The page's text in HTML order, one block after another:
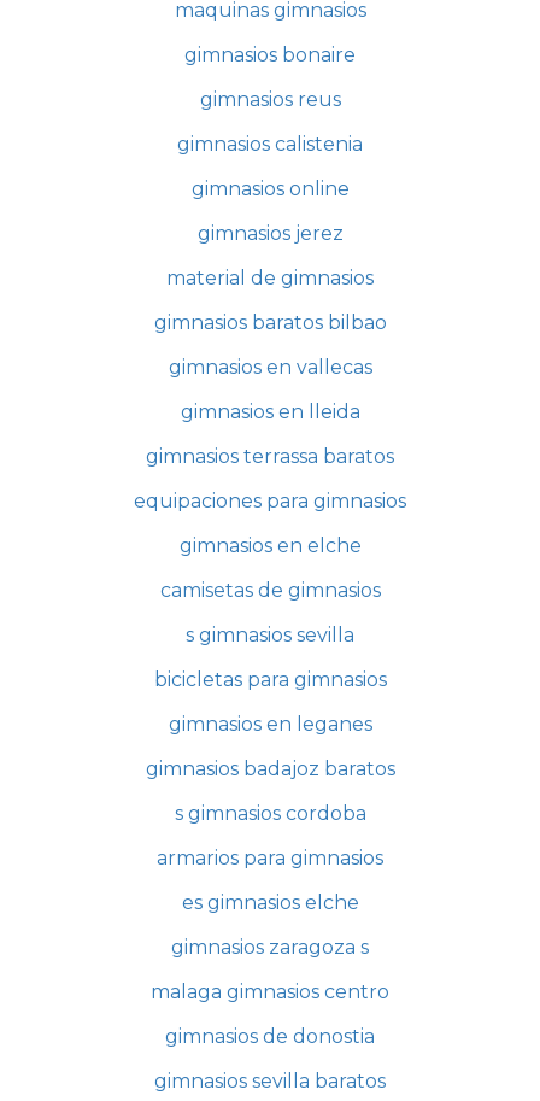
maquinas gimnasios
gimnasios bonaire
gimnasios reus
gimnasios calistenia
gimnasios online
gimnasios jerez
material de gimnasios
gimnasios baratos bilbao
gimnasios en vallecas
gimnasios en lleida
gimnasios terrassa baratos
equipaciones para gimnasios
gimnasios en elche
camisetas de gimnasios
s gimnasios sevilla
bicicletas para gimnasios
gimnasios en leganes
gimnasios badajoz baratos
s gimnasios cordoba
armarios para gimnasios
es gimnasios elche
gimnasios zaragoza s
malaga gimnasios centro
gimnasios de donostia
gimnasios sevilla baratos